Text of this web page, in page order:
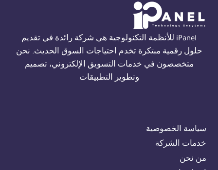
01554305486
iPanel للأنظمة التكنولوجية هي شركة رائدة في تقديم
حلول رقمية مبتكرة تخدم احتياجات السوق الحديث. نحن
متخصصون في خدمات التسويق الإلكتروني، تصميم
وتطوير التطبيقات
سياسة الخصوصية
خدمات الشركة
من نحن